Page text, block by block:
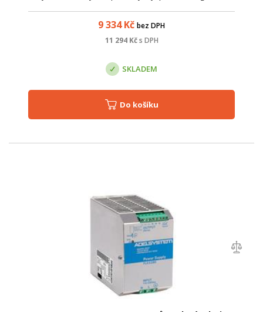
9 334Kč bez DPH
11 294Kč s DPH
SKLADEM
Do košíku